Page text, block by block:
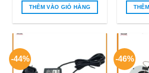
₫1.200.000.
₫550.000.
THÊM VÀO GIỎ HÀNG
-44% -46%